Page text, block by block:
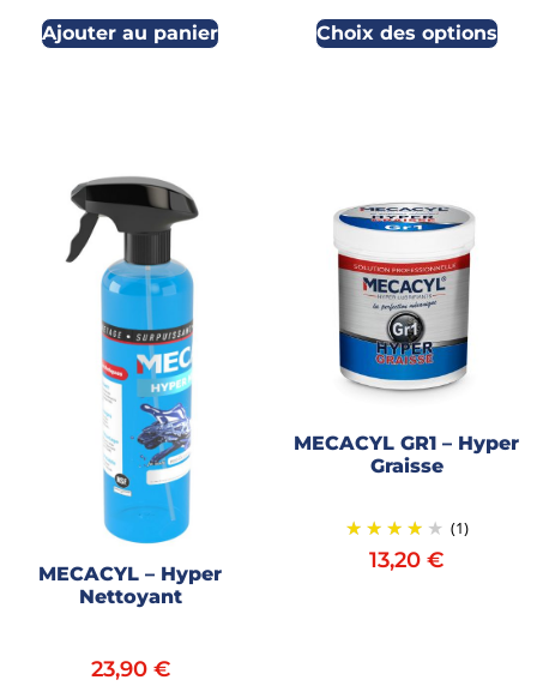
Ajouter au panier Choix des options
MECACYL – Hyper
Nettoyant
23,90 €
MECACYL GR1 – Hyper
Graisse
(1)
13,20€